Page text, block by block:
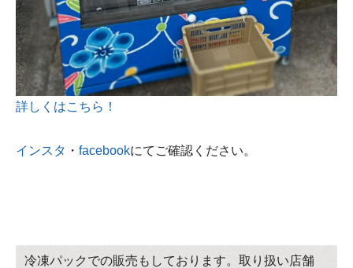
詳しくはこちら！
インスタ ・ facebookにてご確認ください。
冷凍パックでの販売もしております。取り扱い店舗